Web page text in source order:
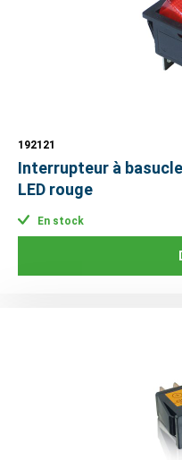
192121
Interrupteur à
LED rouge
En stock